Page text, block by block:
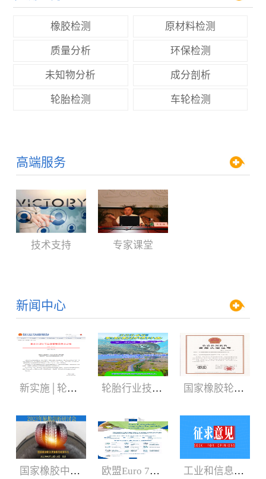
橡胶检测 原材料检测
质量分析 环保检测
未知物分析 成分剖析
轮胎检测 车轮检测
高端服务
技术支持 专家课堂
新闻中心
新实施│轮胎3C认证规则 轮胎行业技术盛会:2024年轮胎剖析研讨会（05.29-06.01） 国家橡胶轮胎质检中心获CNAS、CMA新证书
国家橡胶中心2023年轮胎剖析研讨会3月召开 欧盟Euro 7新法规增加汽车轮胎新内容 工业和信息化部：公开征求对《轿车轮胎》等8项强制性国家标准（征求意见稿）的意见